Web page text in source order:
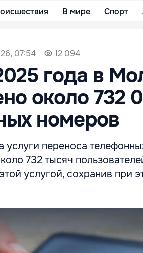
В мире Спорт
07:54 12 094
года в
около 732
номеров
услуги переноса
732 тысяч
услугой, сохранив при